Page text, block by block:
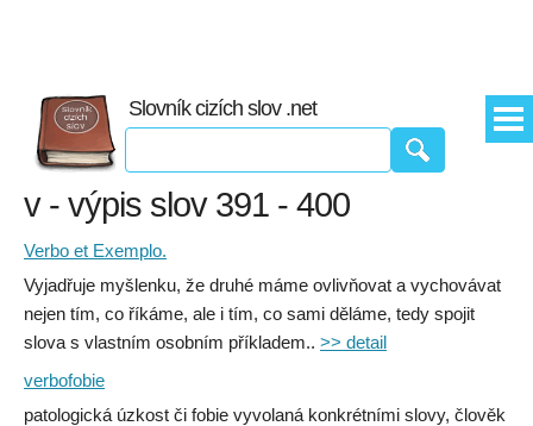
Slovník cizích slov .net
v - výpis slov 391 - 400
Verbo et Exemplo.
Vyjadřuje myšlenku, že druhé máme ovlivňovat a vychovávat
nejen tím, co říkáme, ale i tím, co sami děláme, tedy spojit
slova s vlastním osobním příkladem.. >> detail
verbofobie
patologická úzkost či fobie vyvolaná konkrétními slovy, člověk